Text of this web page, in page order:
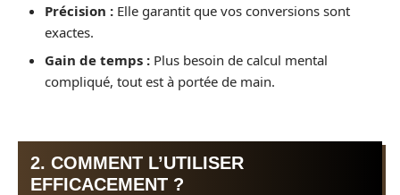
Précision : Elle garantit que vos conversions sont
exactes.
Gain de temps : Plus besoin de calcul mental
compliqué, tout est à portée de main.
2. COMMENT L’UTILISER
EFFICACEMENT ?